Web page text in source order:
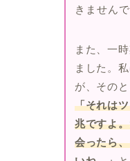
きませんで
また、一
ました。
が、その
「それは
兆ですよ
会ったら